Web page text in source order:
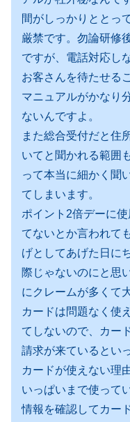
間がしっかりととっ
厳禁です。勿論研修
ですが、電話対応し
お客さんを待たせる
マニュアルがかなり
ないんですよ。
また総合受付だと住
いてと聞かれる範囲
って本当に細かく聞
てしまいます。
ポイント2倍デーに
てないとか言われて
げとしてあげた日に
際じゃないのにと思
にクレームが多くて
カードは問題なく使
てしないので、カー
請求が来ているとい
カードが使えない理
いっぱいまで使って
情報を確認してカー